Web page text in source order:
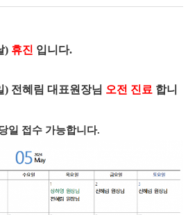
) 휴진 입니다.
) 전혜림 대표원장님 오전 진료 합니
일 접수 가능합니다.